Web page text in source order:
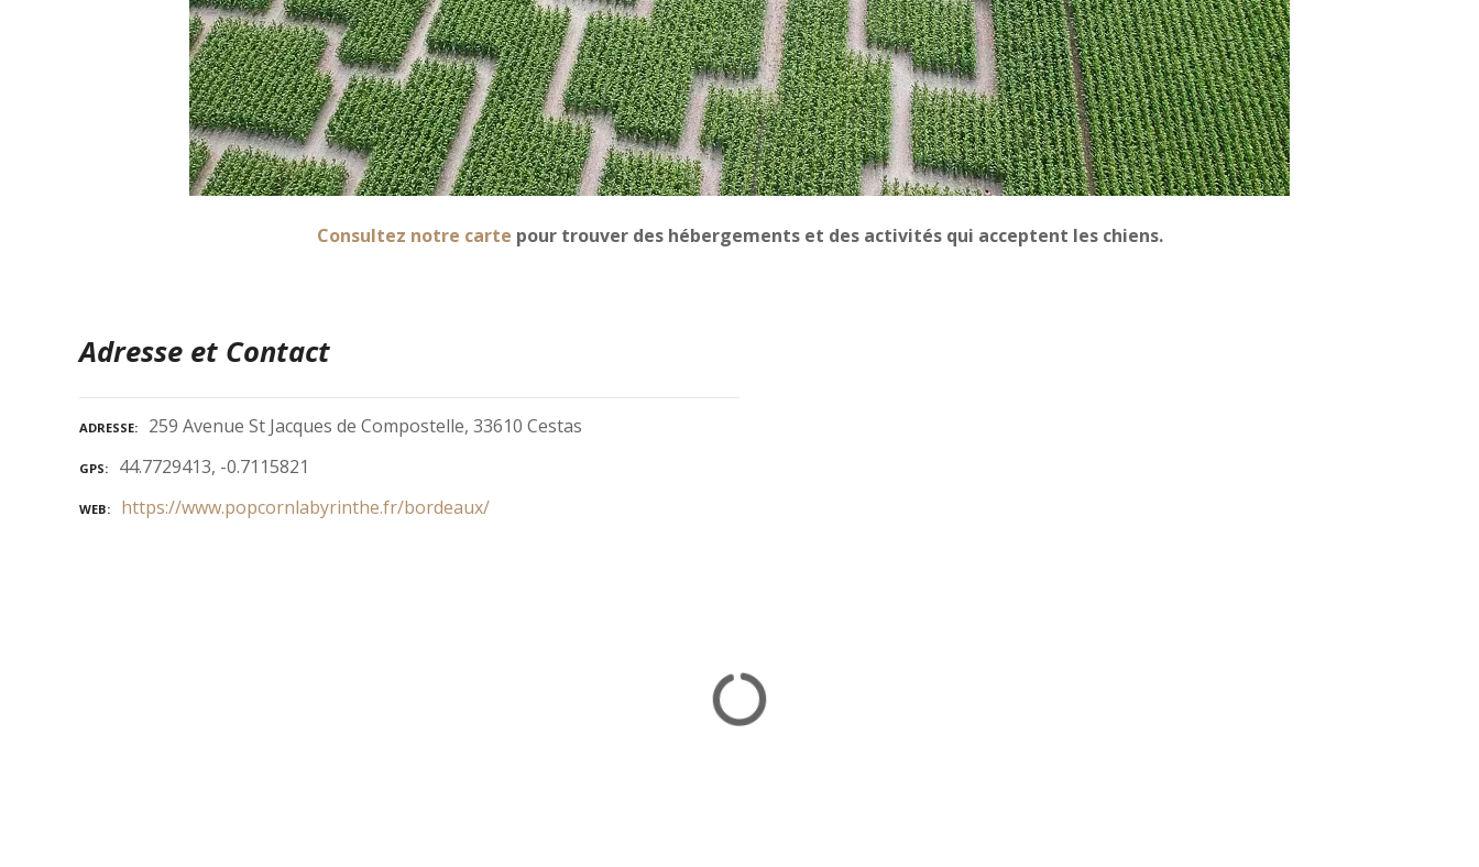
Consultez notre carte pour trouver des hébergements et des activités qui acceptent les chiens.
Adresse et Contact
ADRESSE 259 Avenue St Jacques de Compostelle, 33610 Cestas
GPS 44.7729413, -0.7115821
WEB https://www.popcornlabyrinthe.fr/bordeaux/